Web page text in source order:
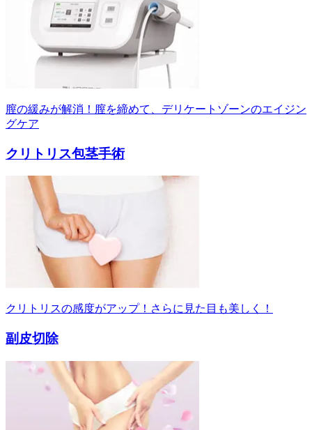
膣の緩みが解消！膣を締めて、デリケートゾーンのエイジン
グケア
クリトリス包茎手術
クリトリスの感度がアップ！さらに見た目も美しく！
副皮切除